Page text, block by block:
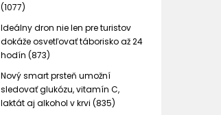
(1077)
Ideálny dron nie len pre turistov
dokáže osvetľovať táborisko až 24
hodín (873)
Nový smart prsteň umožní
sledovať glukózu, vitamín C,
laktát aj alkohol v krvi (835)